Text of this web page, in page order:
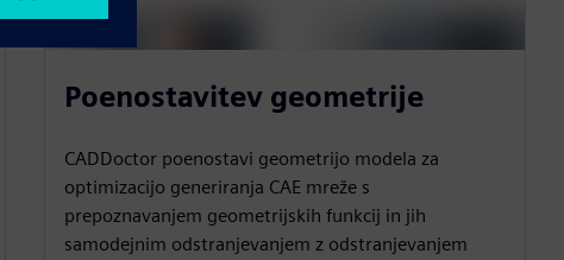
Poenostavitev geometrije
CADDoctor poenostavi geometrijo modela za
optimizacijo generiranja CAE mreže s
prepoznavanjem geometrijskih funkcij in jih
samodejnim odstranjevanjem z odstranjevanjem